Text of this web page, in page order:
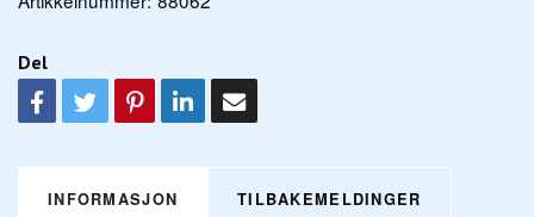
Del
INFORMASJON TILBAKEMELDINGER